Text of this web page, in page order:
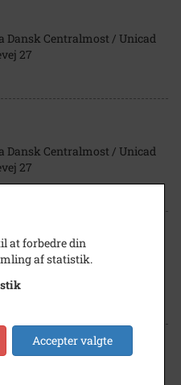
Dansk Centralmost / Unicad
27
Dansk Centralmost / Unicad
27
Centralmost / Unicad
27
Centralmost / Unicad
at forbedre din
af statistik.
Accepter valgte